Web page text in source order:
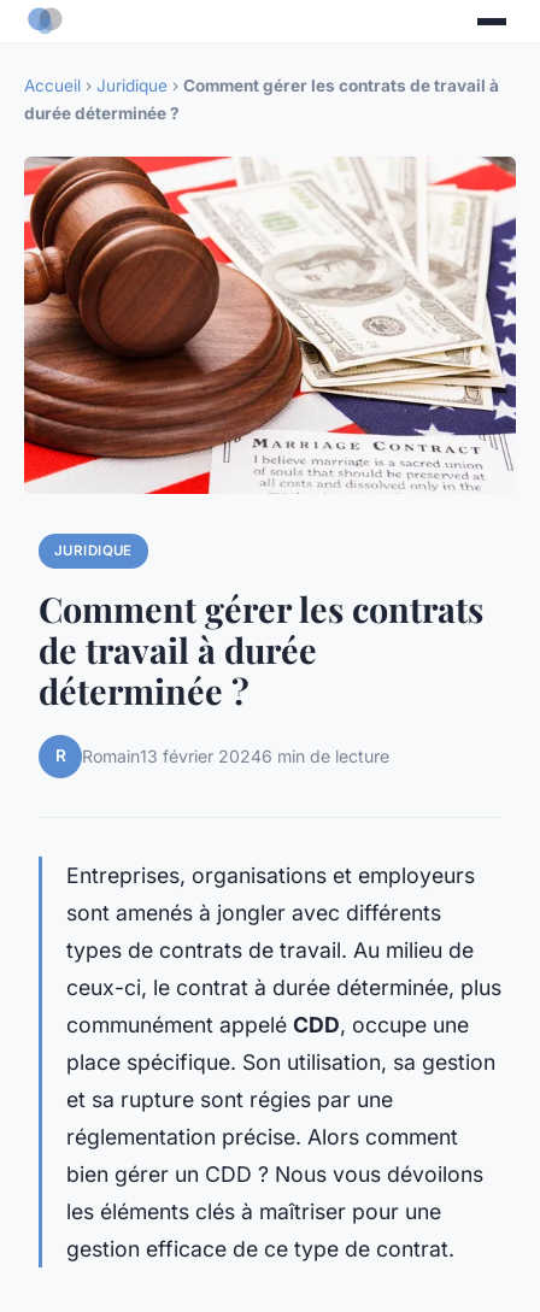
Accueil › Juridique › Comment gérer les contrats de travail à
durée déterminée ?
JURIDIQUE
Comment gérer les contrats
de travail à durée
déterminée ?
R Romain13 février 20246 min de lecture
Entreprises, organisations et employeurs
sont amenés à jongler avec différents
types de contrats de travail. Au milieu de
ceux-ci, le contrat à durée déterminée, plus
communément appelé CDD, occupe une
place spécifique. Son utilisation, sa gestion
et sa rupture sont régies par une
réglementation précise. Alors comment
bien gérer un CDD ? Nous vous dévoilons
les éléments clés à maîtriser pour une
gestion efficace de ce type de contrat.